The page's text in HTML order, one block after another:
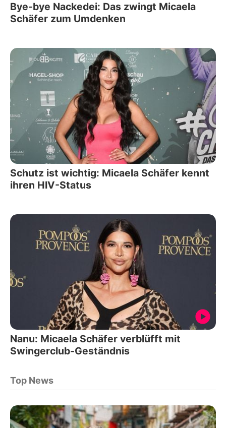
Bye-bye Nackedei: Das zwingt Micaela
Schäfer zum Umdenken
Schutz ist wichtig: Micaela Schäfer kennt
ihren HIV-Status
Nanu: Micaela Schäfer verblüfft mit
Swingerclub-Geständnis
Top News